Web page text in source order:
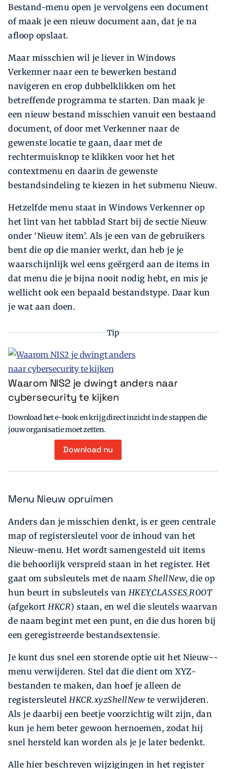
Bestand-menu open je vervolgens een document
of maak je een nieuw document aan, dat je na
afloop opslaat.
Maar misschien wil je liever in Windows
Verkenner naar een te bewerken bestand
navigeren en erop dubbelklikken om het
betreffende programma te starten. Dan maak je
een nieuw bestand misschien vanuit een bestaand
document, of door met Verkenner naar de
gewenste locatie te gaan, daar met de
rechtermuisknop te klikken voor het het
contextmenu en daarin de gewenste
bestandsindeling te kiezen in het submenu Nieuw.
Hetzelfde menu staat in Windows Verkenner op
het lint van het tabblad Start bij de sectie Nieuw
onder ‘Nieuw item’. Als je een van de gebruikers
bent die op die manier werkt, dan heb je je
waarschijnlijk wel eens geërgerd aan de items in
dat menu die je bijna nooit nodig hebt, en mis je
wellicht ook een bepaald bestandstype. Daar kun
je wat aan doen.
Tip
Waarom NIS2 je dwingt anders naar
cybersecurity te kijken
Download het e-book en krijg direct inzicht in de stappen die
jouw organisatie moet zetten.
Download nu
Menu Nieuw opruimen
Anders dan je misschien denkt, is er geen centrale
map of registersleutel voor de inhoud van het
Nieuw-menu. Het wordt samengesteld uit items
die behoorlijk verspreid staan in het register. Het
gaat om subsleutels met de naam ShellNew, die op
hun beurt in subsleutels van HKEY_CLASSES_ROOT
(afgekort HKCR) staan, en wel die sleutels waarvan
de naam begint met een punt, en die dus horen bij
een geregistreerde bestandsextensie.
Je kunt dus snel een storende optie uit het Nieuw-­
menu verwijderen. Stel dat die dient om XYZ-
bestanden te maken, dan hoef je alleen de
registersleutel HKCR.xyzShellNew te verwijderen.
Als je daarbij een beetje voorzichtig wilt zijn, dan
kun je hem beter gewoon her­noemen, zodat hij
snel hersteld kan worden als je je ­later bedenkt.
Alle hier beschreven wijzigingen in het register